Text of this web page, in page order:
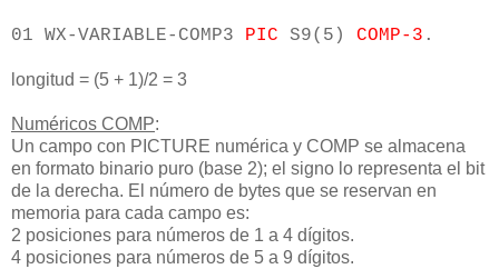
01 WX-VARIABLE-COMP3 PIC S9(5) COMP-3 .
longitud = (5 + 1)/2 = 3
Numéricos COMP:
Un campo con PICTURE numérica y COMP se almacena
en formato binario puro (base 2); el signo lo representa el bit
de la derecha. El número de bytes que se reservan en
memoria para cada campo es:
2 posiciones para números de 1 a 4 dígitos.
4 posiciones para números de 5 a 9 dígitos.